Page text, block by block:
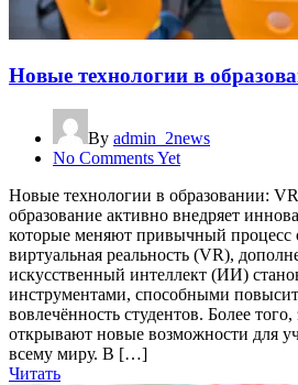
Новые технологии в
By admin_2news
No Comments Yet
Новые технологии в образовании:
образование активно внедряет
которые меняют привычный процесс
виртуальная реальность (VR),
искусственный интеллект (ИИ)
инструментами, способными
вовлечённость студентов. Более
открывают новые возможности для
всему миру. В […]
Читать